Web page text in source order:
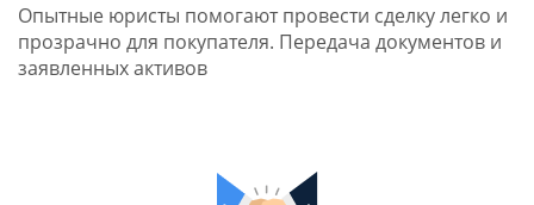
Опытные юристы помогают провести сделку легко и
прозрачно для покупателя. Передача документов и
заявленных активов